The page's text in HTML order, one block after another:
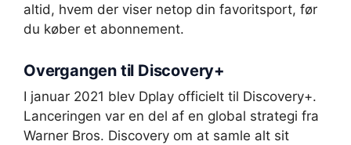
altid, hvem der viser netop din favoritsport, før
du køber et abonnement.
Overgangen til Discovery+
I januar 2021 blev Dplay officielt til Discovery+.
Lanceringen var en del af en global strategi fra
Warner Bros. Discovery om at samle alt sit